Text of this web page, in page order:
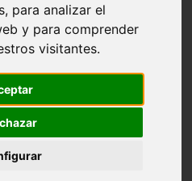
para analizar el
y para comprender
visitantes.
2013. Artículos
en docentestic.es.